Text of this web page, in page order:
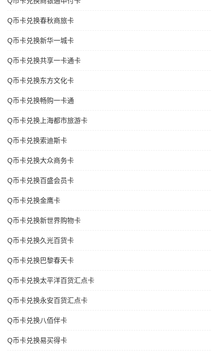
Q币卡兑换春秋商旅卡
Q币卡兑换新华一城卡
Q币卡兑换共享一卡通卡
Q币卡兑换东方文化卡
Q币卡兑换畅购一卡通
Q币卡兑换上海都市旅游卡
Q币卡兑换索迪斯卡
Q币卡兑换大众商务卡
Q币卡兑换百盛会员卡
Q币卡兑换金鹰卡
Q币卡兑换新世界购物卡
Q币卡兑换久光百货卡
Q币卡兑换巴黎春天卡
Q币卡兑换太平洋百货汇点卡
Q币卡兑换永安百货汇点卡
Q币卡兑换八佰伴卡
Q币卡兑换易买得卡